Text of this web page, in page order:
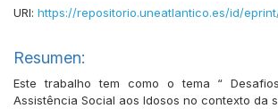
URI: https://repositorio.uneatlantico.es/id/eprint/
Resumen:
Este trabalho tem como o tema “
Assistência Social aos Idosos no contexto da